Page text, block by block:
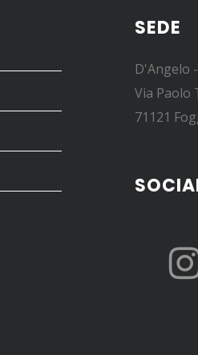
SEDE
D'Angelo
Via Paolo
71121